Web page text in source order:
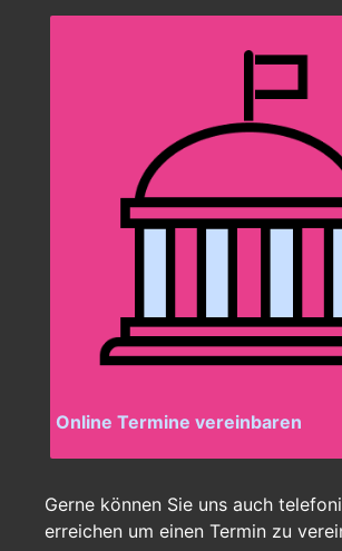
Online Termine vereinbaren
Gerne können Sie uns auch
erreichen um einen Termin zu